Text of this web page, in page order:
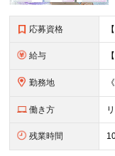
応募資格
給与
勤務地
働き方
残業時間